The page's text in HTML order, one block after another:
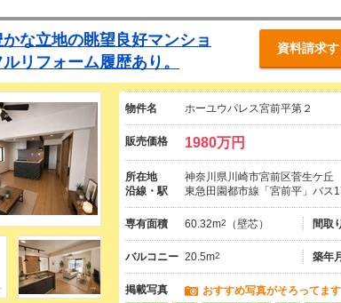
な立地の眺望良好マンショ
リフォーム履歴あり。
資料請求す
物件名 ホーユウパレス宮前平第２
販売価格 1980万円
所在地
神奈川県川崎市宮前区菅生ケ丘
沿線・駅
東急田園都市線「宮前平」バス
専有面積 60.32m2 （壁芯） 間取
バルコニー 20.5m2 築年月
掲載写真 おすすめ写真がそろってます